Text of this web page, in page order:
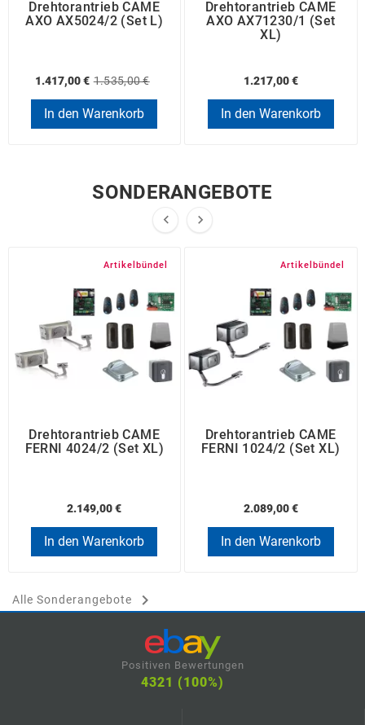
Drehtorantrieb CAME
AXO AX5024/2 (Set L)
1.417,00 € 1.535,00 €
In den Warenkorb
Drehtorantrieb CAME
AXO AX71230/1 (Set
XL)
1.217,00 €
In den Warenkorb
SONDERANGEBOTE
 
Artikelbündel
Drehtorantrieb CAME
FERNI 4024/2 (Set XL)
2.149,00 €
In den Warenkorb
Artikelbündel
Drehtorantrieb CAME
FERNI 1024/2 (Set XL)
2.089,00 €
In den Warenkorb
Alle Sonderangebote 
Positiven Bewertungen
4321 (100%)